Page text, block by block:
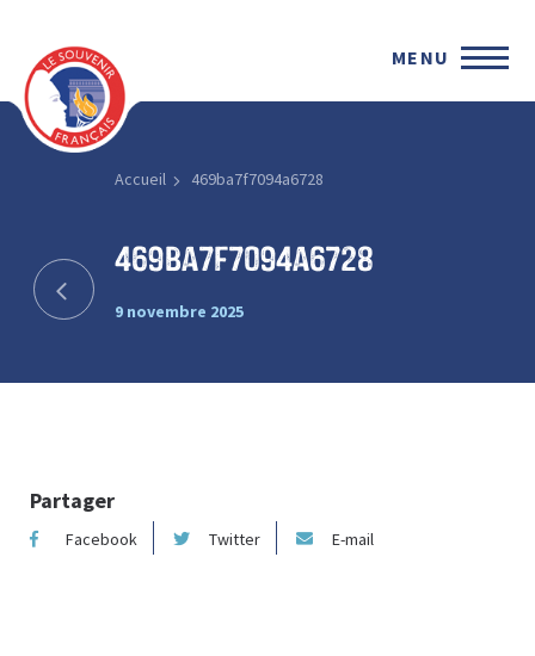
MENU
Accueil 469ba7f7094a6728
469ba7f7094a6728
9 novembre 2025
Partager
Facebook Twitter E-mail